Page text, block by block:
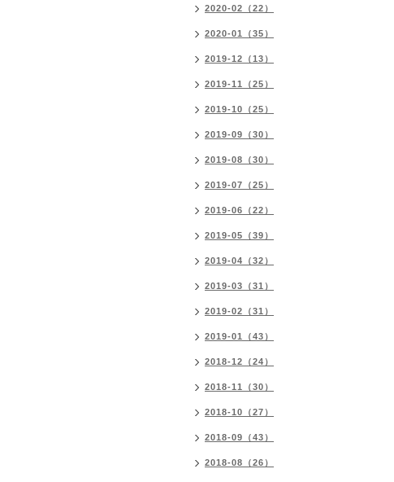
2020-02（22）
2020-01（35）
2019-12（13）
2019-11（25）
2019-10（25）
2019-09（30）
2019-08（30）
2019-07（25）
2019-06（22）
2019-05（39）
2019-04（32）
2019-03（31）
2019-02（31）
2019-01（43）
2018-12（24）
2018-11（30）
2018-10（27）
2018-09（43）
2018-08（26）